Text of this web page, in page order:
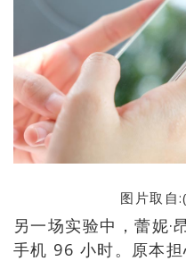
图片取自
另一场实验中，蕾妮·
手机 96 小时。原本